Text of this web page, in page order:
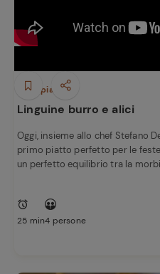
Primi piatti
Linguine burro e alici
Oggi, insieme allo chef Stefano
primo piatto perfetto per le
un perfetto equilibrio tra la
25 min4 persone